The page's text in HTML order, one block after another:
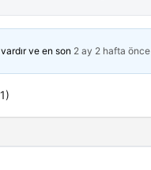
ve en son 2 ay 2 hafta önce